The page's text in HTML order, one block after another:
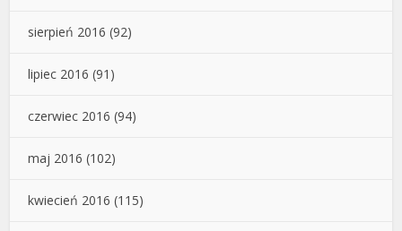
sierpień 2016 (92)
lipiec 2016 (91)
czerwiec 2016 (94)
maj 2016 (102)
kwiecień 2016 (115)